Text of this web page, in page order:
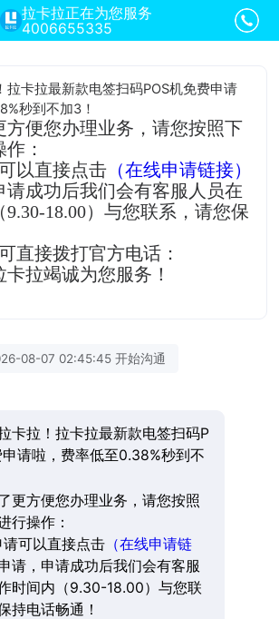
拉卡拉正在为您服务
4006655335
拉卡拉最新款电签扫码POS机免费申请
秒到不加3！
方便您办理业务，请您按照下
：
以直接点击 （在线申请链接）
请成功后我们会有客服人员在
18.00）与您联系，请您保
直接拨打官方电话：
卡拉竭诚为您服务！
08-07 02:45:45 开始沟通
卡拉！拉卡拉最新款电签扫码P
申请啦，费率低至0.38%秒到不
更方便您办理业务，请您按照
行操作：
请可以直接点击（在线申请链
请，申请成功后我们会有客服
时间内（9.30-18.00）与您联
持电话畅通！